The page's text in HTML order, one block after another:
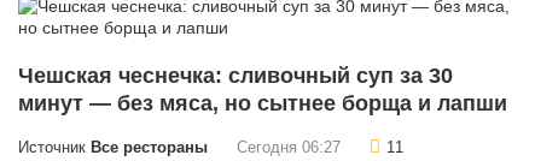
Чешская чеснечка: сливочный суп за 30
минут — без мяса, но сытнее борща и лапши
Источник Все рестораны Сегодня 06:27 11